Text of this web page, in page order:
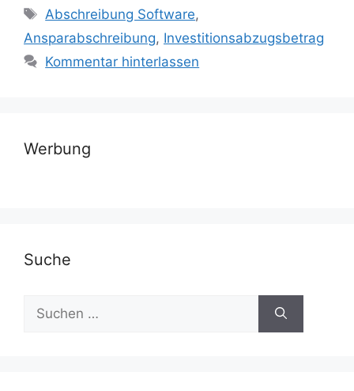
Schlagwörter
Abschreibung Software,
Ansparabschreibung, Investitionsabzugsbetrag
Kommentar hinterlassen
Werbung
Suche
Suchen
nach: